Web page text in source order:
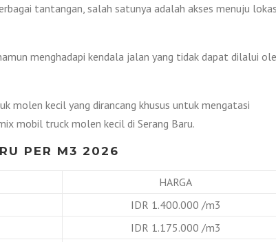
tantangan, salah satunya adalah akses menuju
menghadapi kendala jalan yang tidak dapat dilalui
molen kecil yang dirancang khusus untuk mengatasi
mobil truck molen kecil di Serang Baru.
PER M3 2026
HARGA
IDR 1.400.000 /m3
IDR 1.175.000 /m3